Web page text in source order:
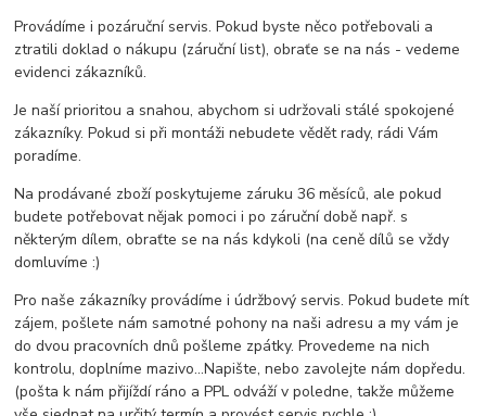
Provádíme i pozáruční servis. Pokud byste něco potřebovali a
ztratili doklad o nákupu (záruční list), obraťe se na nás - vedeme
evidenci zákazníků.
Je naší prioritou a snahou, abychom si udržovali stálé spokojené
zákazníky. Pokud si při montáži nebudete vědět rady, rádi Vám
poradíme.
Na prodávané zboží poskytujeme záruku 36 měsíců, ale pokud
budete potřebovat nějak pomoci i po záruční době např. s
některým dílem, obraťte se na nás kdykoli (na ceně dílů se vždy
domluvíme :)
Pro naše zákazníky provádíme i údržbový servis. Pokud budete mít
zájem, pošlete nám samotné pohony na naši adresu a my vám je
do dvou pracovních dnů pošleme zpátky. Provedeme na nich
kontrolu, doplníme mazivo...Napište, nebo zavolejte nám dopředu.
(pošta k nám přijíždí ráno a PPL odváží v poledne, takže můžeme